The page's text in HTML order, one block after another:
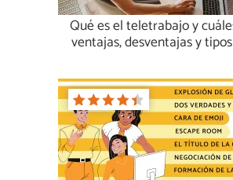
Qué es el teletrabajo y
ventajas, desventajas y